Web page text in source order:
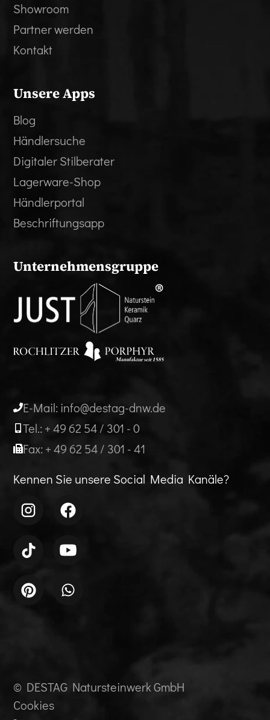
Showroom
Partner werden
Kontakt
Unsere Apps
Blog
Händlersuche
Digitaler Stilberater
Lagerware-Shop
Händlerportal
Beschriftungsapp
Unternehmensgruppe
E-Mail: info@destag-dnw.de
Tel.: + 49 62 54 / 301 - 0
Fax: + 49 62 54 / 301 - 41
Kennen Sie unsere Social Media Kanäle?
© DESTAG Natursteinwerk GmbH
Cookies